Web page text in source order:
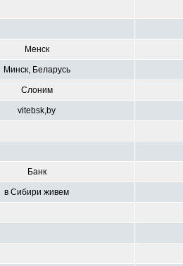
Менск
Минск, Беларусь
Слоним
vitebsk,by
Банк
в Сибири живем